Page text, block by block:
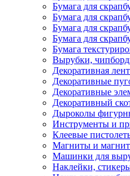
Бумага для
Бумага для
Бумага для
Бумага для
Бумага
Вырубки,
Декоративная
Декоративные
Декоративные
Декоративный
Дыроколы
Инструменты и
Клеевые
Магниты и
Машинки для
Наклейки,